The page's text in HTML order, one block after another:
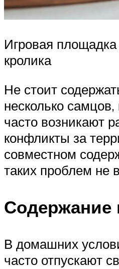
Игровая
кролика
Не стоит
несколько
часто возникают
конфликты за
совместном
таких проблем не
Содержание
В домашних
часто отпускают